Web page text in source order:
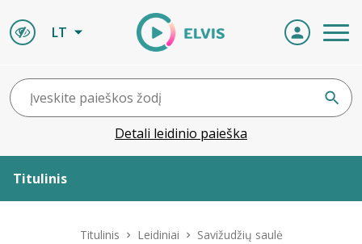
LT
Detali leidinio paieška
Titulinis
Titulinis Leidiniai Savižudžių saulė